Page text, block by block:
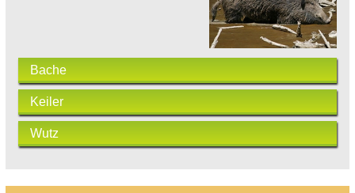
Bache
Keiler
Wutz